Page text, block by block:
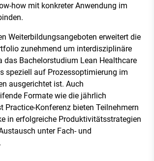
how mit konkreter Anwendung im
Weiterbildungsangeboten erweitert die
zunehmend um interdisziplinäre
das Bachelorstudium Lean Healthcare
speziell auf Prozessoptimierung im
ausgerichtet ist. Auch
Formate wie die jährlich
Practice-Konferenz bieten Teilnehmern
in erfolgreiche Produktivitätsstrategien
unter Fach- und